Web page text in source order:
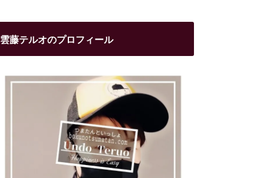
雲藤テルオのプロフィール